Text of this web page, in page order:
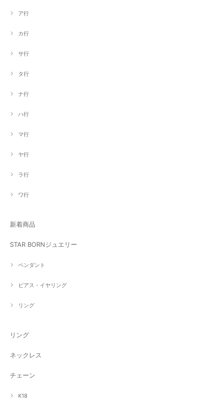
ア行
カ行
サ行
タ行
ナ行
ハ行
マ行
ヤ行
ラ行
ワ行
新着商品
STAR BORNジュエリー
ペンダント
ピアス・イヤリング
リング
リング
ネックレス
チェーン
K18